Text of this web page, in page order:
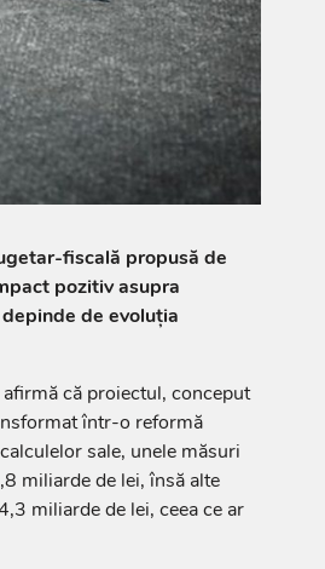
fiscală propusă de
pozitiv asupra
de evoluția
că proiectul, conceput
într-o reformă
sale, unele măsuri
miliarde de lei, însă alte
miliarde de lei, ceea ce ar